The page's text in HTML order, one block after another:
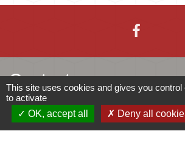
Contacts
Mairie d'Ingersheim
42 rue de la République
This site uses cookies and gives you
to activate
OK, accept all
Deny all